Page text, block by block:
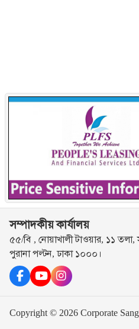
সম্পাদকীয় কার্যালয়
৫৫/বি , নোয়াখালী টাওয়ার, ১১
পুরানা পল্টন, ঢাকা ১০০০।
Copyright © 2026 Corporate